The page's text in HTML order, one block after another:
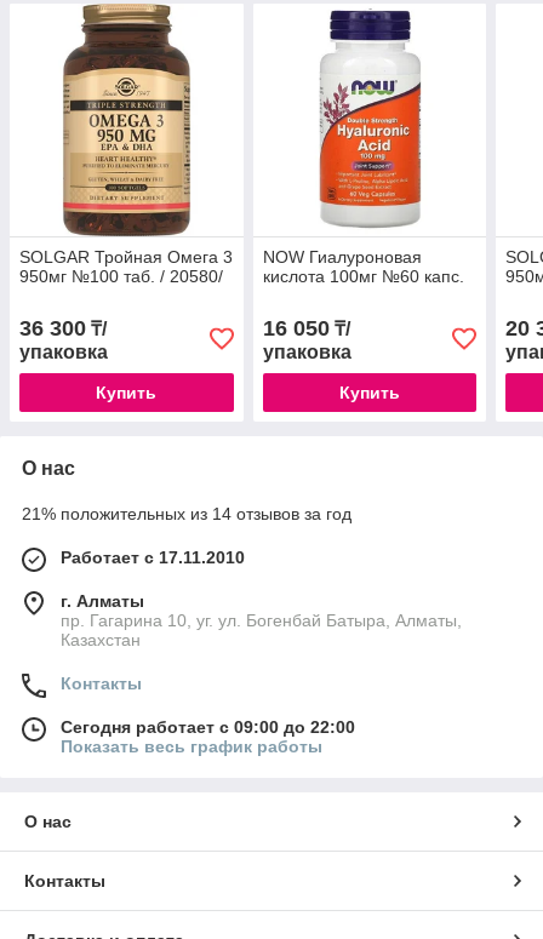
SOLGAR Тройная Омега 3
950мг №100 таб. / 20580/
36 300 ₸/
упаковка
Купить
NOW Гиалуроновая
кислота 100мг №60 капс.
16 050₸/
упаковка
Купить
20
О нас
21% положительных из 14 отзывов за год
Работает с 17.11.2010
г. Алматы
пр. Гагарина 10, уг. ул. Богенбай Батыра, Алматы,
Казахстан
Контакты
Сегодня работает с 09:00 до 22:00
Показать весь график работы
О нас
Контакты